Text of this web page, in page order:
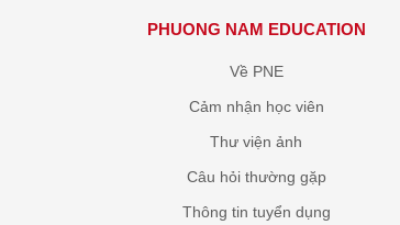
PHUONG NAM EDUCATION
Về PNE
Cảm nhận học viên
Thư viện ảnh
Câu hỏi thường gặp
Thông tin tuyển dụng